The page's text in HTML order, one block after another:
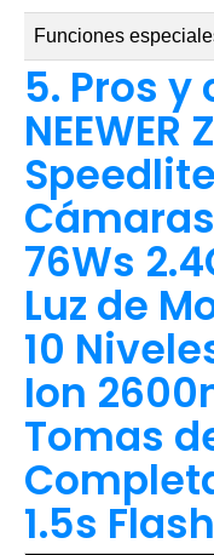
Funciones
5. Pros
NEEWER
Cámaras
76Ws
Luz de
10
Ion
Tomas
1.5s Flash